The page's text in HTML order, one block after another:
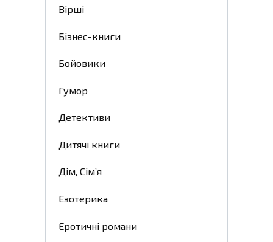
Вірші
Бізнес-книги
Бойовики
Гумор
Детективи
Дитячі книги
Дім, Сім’я
Езотерика
Еротичні романи